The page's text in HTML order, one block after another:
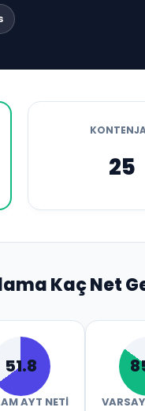
25
Kaç Net
51.8
AYT NETI